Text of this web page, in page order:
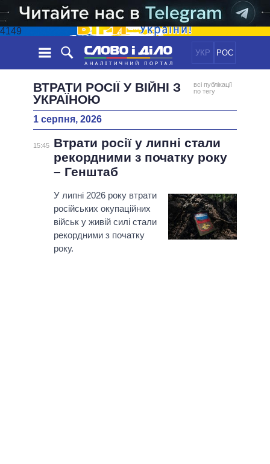
4149
УКР РОС
НОВИНИ
СТРІЧКА
ПОДІЇ
СТАТТІ
ДУМКИ
ДАЙДЖЕСТИ
ПОЛІТИКА
ЕКОНОМІКА
СУСПІЛЬСТВО
ОБIЦЯНКИ
ПОЛIТИКИ
УСІ ПОЛІТИКИ
ВЕРХОВНА РАДА
КАБІНЕТ МІНІСТРІВ
ГОЛОВИ ОБЛАДМІНІСТРАЦІЙ
МЕРИ МІСТ
ІНФОГРАФІКА
ВІДЕО
ПІДТРИМАТИ
ВТРАТИ РОСІЇ У ВІЙНІ З
УКРАЇНОЮ
всі публікації
по тегу
1 серпня, 2026
15:45
Втрати росії у липні стали
рекордними з початку року
– Генштаб
У липні 2026 року втрати
російських окупаційних
військ у живій силі стали
рекордними з початку
року.